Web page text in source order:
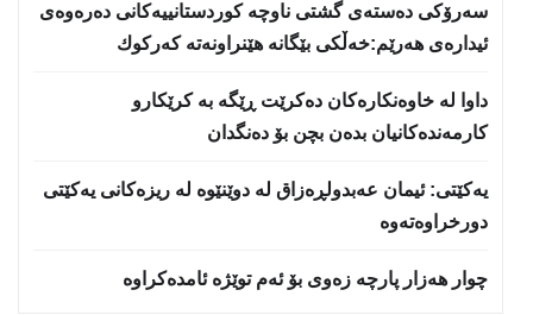
سه‌رۆكی دەستەی گشتی ناوچە كوردستانییەكانی دەرەوەی
ئیدارەی هەرێم:خه‌ڵكی بێگانه‌ هێنراونه‌ته‌ كه‌ركوك
داوا لە خاوەنکارەکان دەکرێت ڕێگە بە کرێکارو
کارمەندەکانیان بدەن بچن بۆ دەنگدان
یه‌كێتی: ئیمان عه‌بدولڕه‌زاق له‌ دوێنێوه‌ له‌ ریزه‌كانی یه‌كێتی
دورخراوه‌ته‌وه‌
چوار هەزار پارچە زەوی بۆ ئەم توێژە ئامدەکراوە